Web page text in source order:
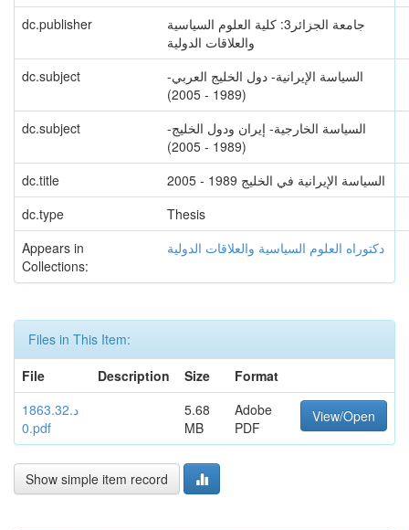
dc.publisher
جامعة الجزائر3: كلية العلوم السياسية
والعلاقات الدولية
dc.subject
السياسة الإيرانية- دول الخليج العربي-
(1989 - 2005)
dc.subject
السياسة الخارجية- إيران ودول الخليج-
(1989 - 2005)
dc.title
السياسة الإيرانية في الخليج 1989 - 2005
dc.type
Thesis
Appears in
Collections:
دكتوراه العلوم السياسية والعلاقات الدولية
Files in This Item:
File
Description Size
Format
د.1863.32
0.pdf
5.68
MB
Adobe
PDF
View/Open
Show simple item record